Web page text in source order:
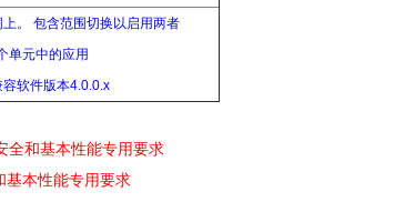
上。 包含范围切换以启用两者
单元中的应用
容软件版本4.0.0.x
全和基本性能专用要求
基本性能专用要求